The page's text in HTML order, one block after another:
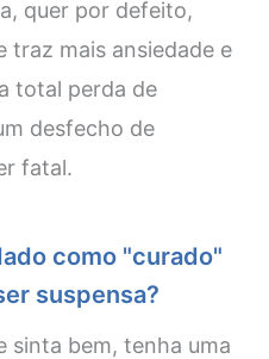
quer por defeito,
traz mais ansiedade e
total perda de
desfecho de
fatal.
como "curado"
suspensa?
sinta bem, tenha uma